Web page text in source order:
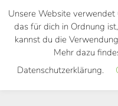
Skip
main
Unsere Website verwendet
das für dich in Ordnung
kannst du die
Mehr dazu
Datenschutzerklärung.